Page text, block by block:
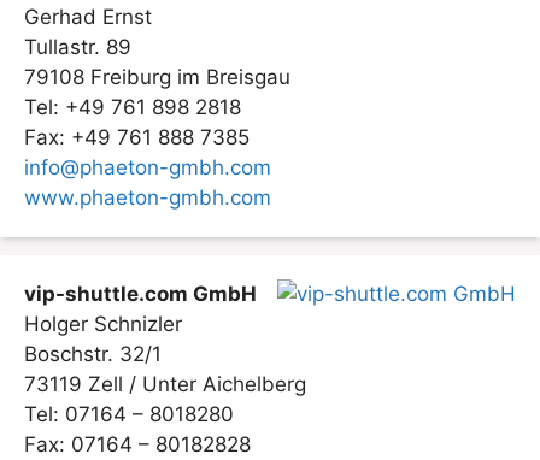
Gerhad Ernst
Tullastr. 89
79108 Freiburg im Breisgau
Tel: +49 761 898 2818
Fax: +49 761 888 7385
info@phaeton-gmbh.com
www.phaeton-gmbh.com
vip-shuttle.com GmbH
Holger Schnizler
Boschstr. 32/1
73119 Zell / Unter Aichelberg
Tel: 07164 – 8018280
Fax: 07164 – 80182828